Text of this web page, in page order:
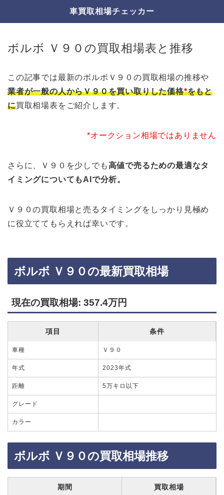
車買取相場チェッカー
ボルボ Ｖ９０の買取相場表と推移
この記事では最新のボルボＶ９０の買取相場の推移や
業者が一般の人からＶ９０を買い取りした価格*をもと
に買取相場表をご紹介します。
*オークション相場ではありません
さらに、Ｖ９０を少しでも高値で売るための最適なタ
イミングについてもAIで分析。
Ｖ９０の買取相場と売るタイミングをしっかり見極め
に役立ててもらえれば幸いです。
ボルボ Ｖ９０の最新買取相場
現在の買取相場: 357.4万円
項目 条件
車種 Ｖ９０
年式 2023年式
距離 5万キロ以下
グレード
カラー
ボルボ Ｖ９０の買取相場推移
期間 買取相場